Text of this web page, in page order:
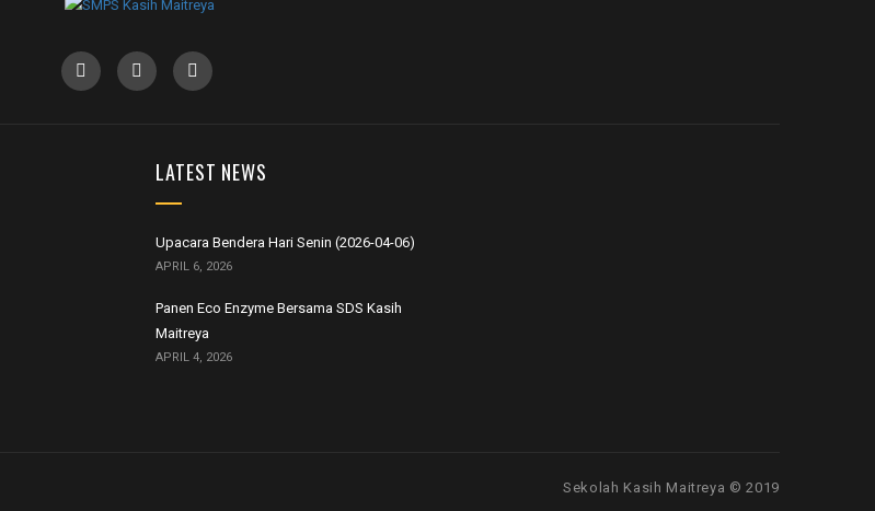
LATEST NEWS
Upacara Bendera Hari Senin (2026-04-06)
APRIL 6, 2026
Panen Eco Enzyme Bersama SDS Kasih
Maitreya
APRIL 4, 2026
Sekolah Kasih Maitreya © 2019